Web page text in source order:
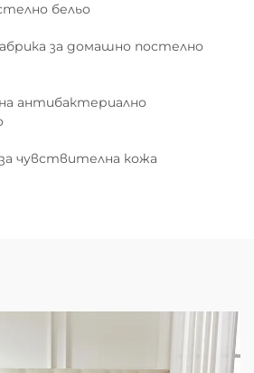
бельо
за домашно постелно
антибактериално
чувствителна кожа